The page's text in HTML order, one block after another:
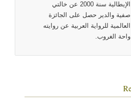
الإيطالية سنة 2000 عن خالتي
صفية والدير حصل على الجائزة
العالمية للرواية العربية عن روايته
واحة الغروب.